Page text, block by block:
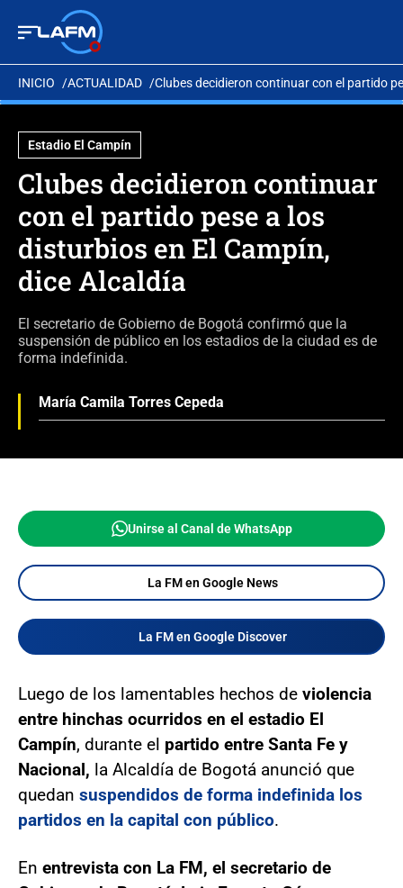
INICIO ACTUALIDAD Clubes decidieron continuar con el partido
Estadio El Campín
Clubes decidieron continuar
con el partido pese a los
disturbios en El Campín,
dice Alcaldía
El secretario de Gobierno de Bogotá confirmó que la
suspensión de público en los estadios de la ciudad es de
forma indefinida.
María Camila Torres Cepeda
Unirse al Canal de WhatsApp
La FM en Google News
La FM en Google Discover
Luego de los lamentables hechos de violencia
entre hinchas ocurridos en el estadio El
Campín, durante el partido entre Santa Fe y
Nacional, la Alcaldía de Bogotá anunció que
quedan suspendidos de forma indefinida los
partidos en la capital con público.
En entrevista con La FM, el secretario de